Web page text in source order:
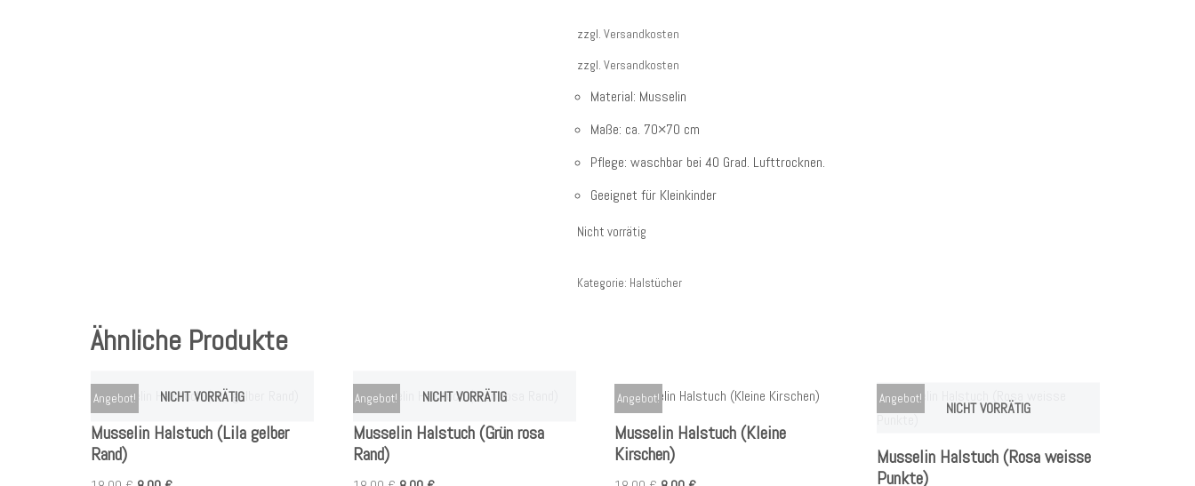
zzgl.Versandkosten
zzgl.Versandkosten
Material: Musselin
Maße: ca. 70×70 cm
Pflege: waschbar bei 40 Grad. Lufttrocknen.
Geeignet für Kleinkinder
Nicht vorrätig
Kategorie: Halstücher
Ähnliche Produkte
NICHT VORRÄTIG
Angebot!
Musselin Halstuch (Lila gelber
Rand)
NICHT VORRÄTIG
Angebot!
Musselin Halstuch (Grün rosa
Rand)
Angebot!
Musselin Halstuch (Kleine
Kirschen)
NICHT VORRÄTIG
Angebot!
Musselin Halstuch (Rosa weisse
Punkte)